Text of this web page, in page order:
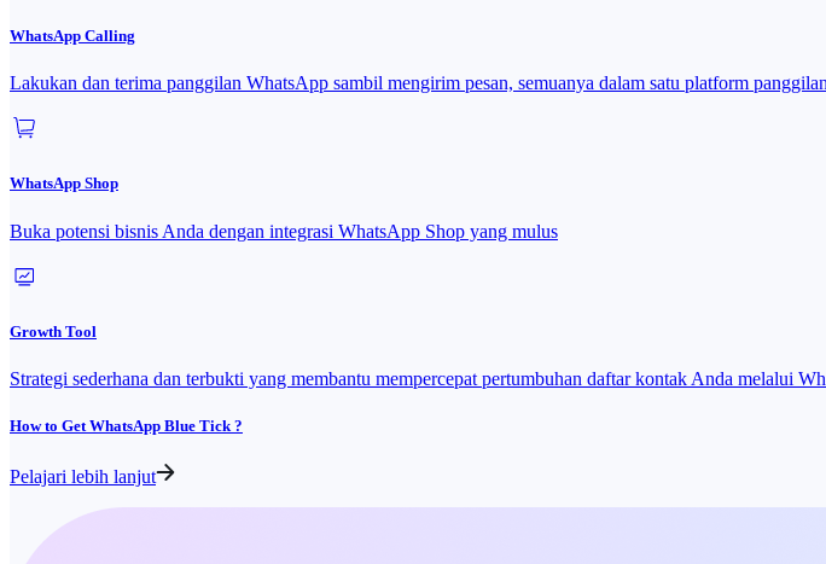
WhatsApp Calling
Lakukan dan terima panggilan WhatsApp sambil mengirim pesan, semuanya dalam satu platform
WhatsApp Shop
Buka potensi bisnis Anda dengan integrasi WhatsApp Shop yang mulus
Growth Tool
Strategi sederhana dan terbukti yang membantu mempercepat pertumbuhan daftar kontak Anda melalui
How to Get WhatsApp Blue Tick ?
Pelajari lebih lanjut